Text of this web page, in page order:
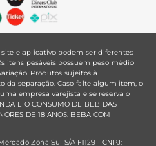
e aplicativo podem ser diferentes
itens pesáveis possuem peso médio
Produtos sujeitos à
separação. Caso falte algum item, o
empresa varejista e se reserva o
E O CONSUMO DE BEBIDAS
DE 18 ANOS. BEBA COM
Zona Sul S/A F1129 - CNPJ: